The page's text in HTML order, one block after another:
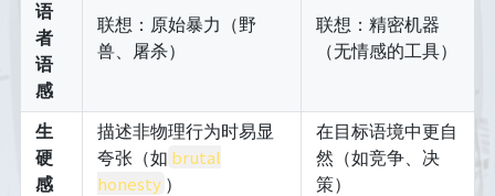
语
者
语
感
联想：原始暴力（野
兽、屠杀）
联想：精密机器
（无情感的工具）
生
硬
感
描述非物理行为时易显
夸张（如 brutal
honesty ）
在目标语境中更自
然（如竞争、决
策）